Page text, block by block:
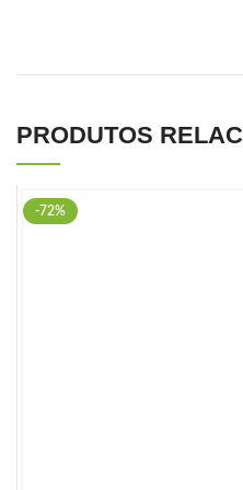
PRODUTOS
-72%